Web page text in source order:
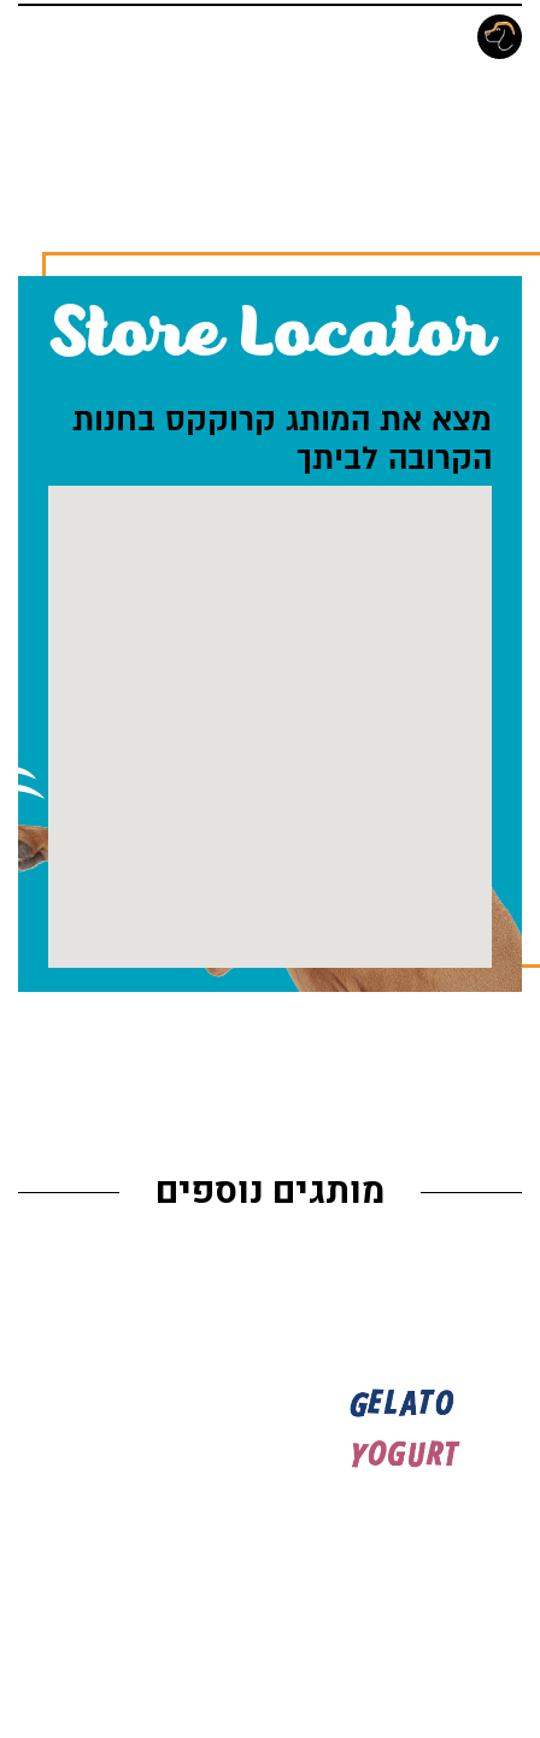
Store Locator
מצא את המותג קרוקקס בחנות
הקרובה לביתך
מותגים נוספים